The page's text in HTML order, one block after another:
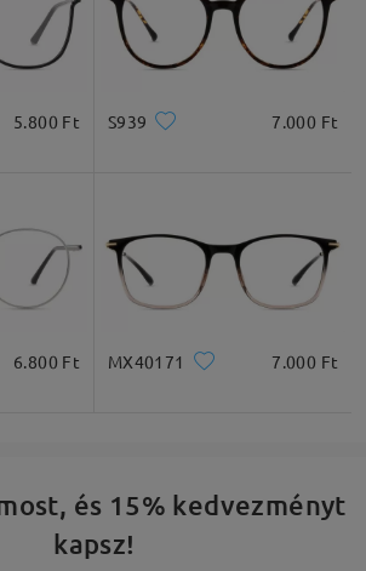
5.800 Ft S939 7.000 Ft
6.800 Ft MX40171 7.000 Ft
és 15% kedvezményt
kapsz!